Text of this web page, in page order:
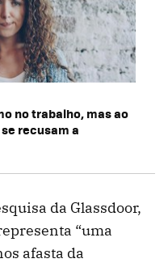
no trabalho, mas ao
recusam a
da Glassdoor,
“uma
afasta da